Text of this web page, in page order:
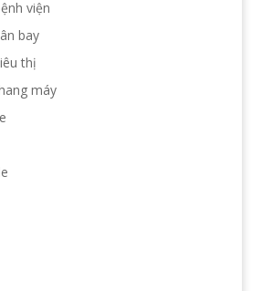
viện
bay
thị
máy